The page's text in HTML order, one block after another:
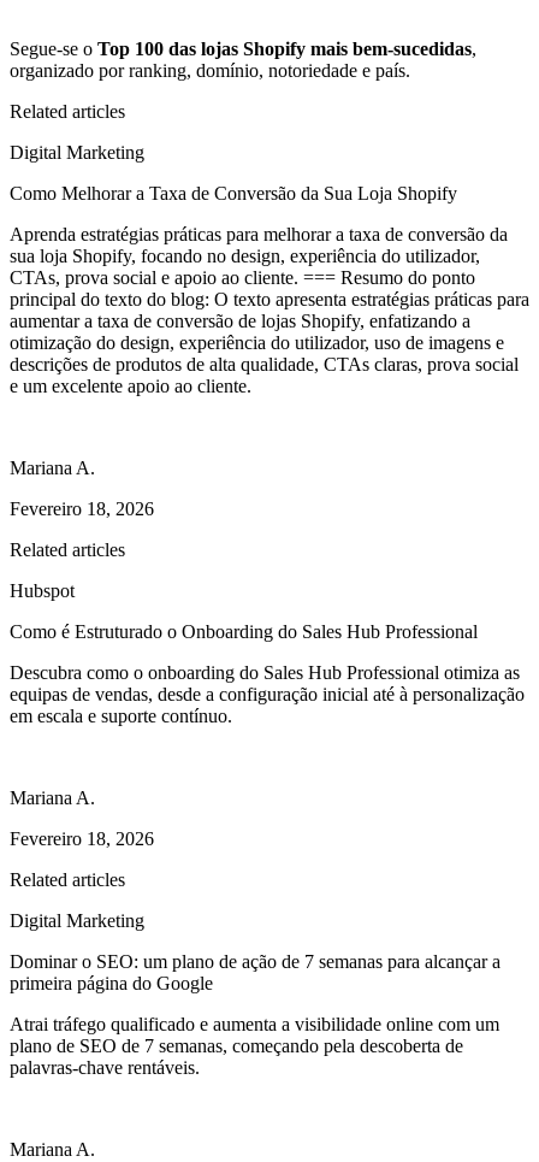
Segue-se o Top 100 das lojas Shopify mais bem-sucedidas,
organizado por ranking, domínio, notoriedade e país.
Related articles
Digital Marketing
Como Melhorar a Taxa de Conversão da Sua Loja Shopify
Aprenda estratégias práticas para melhorar a taxa de conversão da
sua loja Shopify, focando no design, experiência do utilizador,
CTAs, prova social e apoio ao cliente. === Resumo do ponto
principal do texto do blog: O texto apresenta estratégias práticas para
aumentar a taxa de conversão de lojas Shopify, enfatizando a
otimização do design, experiência do utilizador, uso de imagens e
descrições de produtos de alta qualidade, CTAs claras, prova social
e um excelente apoio ao cliente.
Mariana A.
Fevereiro 18, 2026
Related articles
Hubspot
Como é Estruturado o Onboarding do Sales Hub Professional
Descubra como o onboarding do Sales Hub Professional otimiza as
equipas de vendas, desde a configuração inicial até à personalização
em escala e suporte contínuo.
Mariana A.
Fevereiro 18, 2026
Related articles
Digital Marketing
Dominar o SEO: um plano de ação de 7 semanas para alcançar a
primeira página do Google
Atrai tráfego qualificado e aumenta a visibilidade online com um
plano de SEO de 7 semanas, começando pela descoberta de
palavras-chave rentáveis.
Mariana A.